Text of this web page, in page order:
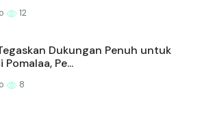
12
Dukungan Penuh untuk
Pomalaa, Pe...
8